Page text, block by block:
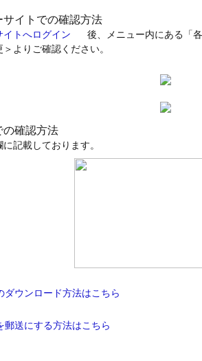
イトでの確認方法
トへログイン
後、メニュー内にある「
よりご確認ください。
の確認方法
に記載しております。
ダウンロード方法はこちら
郵送にする方法はこちら